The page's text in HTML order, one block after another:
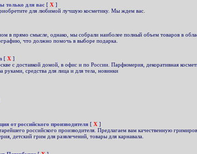
только для вас [ X ]
для любимой лучшую косметику. Мы ждем вас.
в прямо смысле, однако, мы собрали наиболее полный объем товаров в
что должно помочь в выборе подарка.
[ X ]
с доставкой домой, в офис и по России. Парфюмерия, декоративная
руками, средства для лица и для тела, новинки
от российского производителя [ X ]
российского производителя. Предлагаем вам качественную
детский грим для развлечений, товары для карнавала.